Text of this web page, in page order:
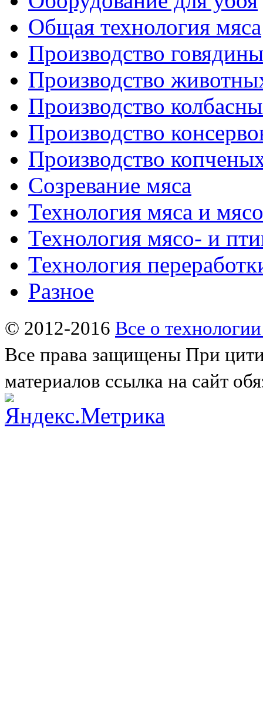
Общая технология мяса
Производство говядины
Производство
Производство
Производство
Производство
Созревание мяса
Технология мяса и
Технология мясо- и
Технология
Разное
© 2012-2016 Все о
Все права защищены При
материалов ссылка на сайт